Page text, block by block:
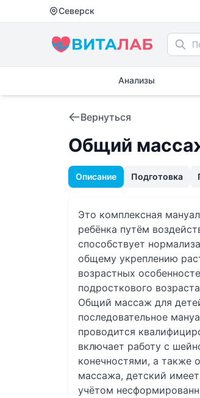
Северск
Анализы
Вернуться
Общий
Описание Подготовка
Это комплексная
ребёнка путём
способствует
общему укреплению
возрастных
подросткового
Общий массаж для
последовательное
проводится
включает работу с
конечностями, а также
массажа, детский
учётом